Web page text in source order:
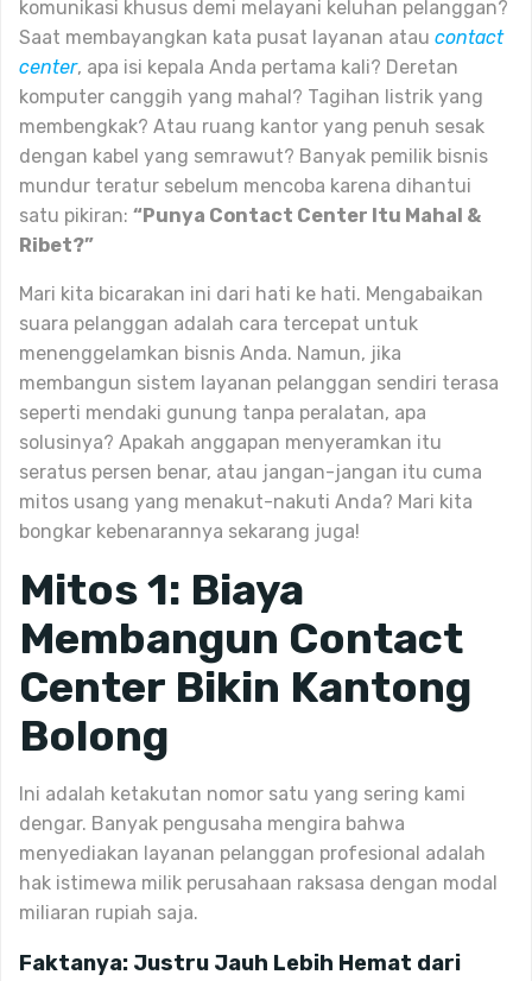
komunikasi khusus demi melayani keluhan pelanggan?
Saat membayangkan kata pusat layanan atau contact
center, apa isi kepala Anda pertama kali? Deretan
komputer canggih yang mahal? Tagihan listrik yang
membengkak? Atau ruang kantor yang penuh sesak
dengan kabel yang semrawut? Banyak pemilik bisnis
mundur teratur sebelum mencoba karena dihantui
satu pikiran: “Punya Contact Center Itu Mahal &
Ribet?”
Mari kita bicarakan ini dari hati ke hati. Mengabaikan
suara pelanggan adalah cara tercepat untuk
menenggelamkan bisnis Anda. Namun, jika
membangun sistem layanan pelanggan sendiri terasa
seperti mendaki gunung tanpa peralatan, apa
solusinya? Apakah anggapan menyeramkan itu
seratus persen benar, atau jangan-jangan itu cuma
mitos usang yang menakut-nakuti Anda? Mari kita
bongkar kebenarannya sekarang juga!
Mitos 1: Biaya
Membangun Contact
Center Bikin Kantong
Bolong
Ini adalah ketakutan nomor satu yang sering kami
dengar. Banyak pengusaha mengira bahwa
menyediakan layanan pelanggan profesional adalah
hak istimewa milik perusahaan raksasa dengan modal
miliaran rupiah saja.
Faktanya: Justru Jauh Lebih Hemat dari